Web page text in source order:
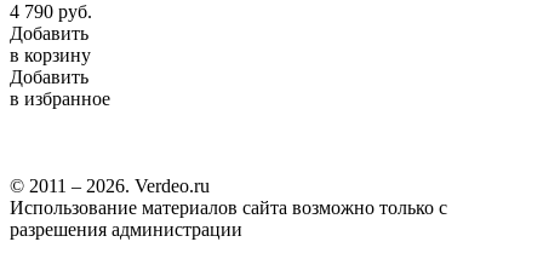
4 790 руб.
Добавить
в корзину
Добавить
в избранное
© 2011 – 2026. Verdeo.ru
Использование материалов сайта возможно только с
разрешения администрации